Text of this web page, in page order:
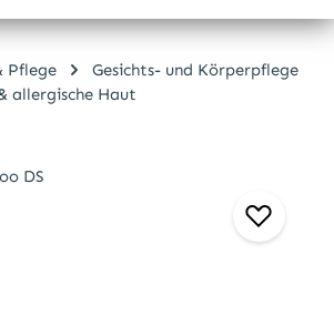
Pflege
Gesichts- und Körperpflege
allergische Haut